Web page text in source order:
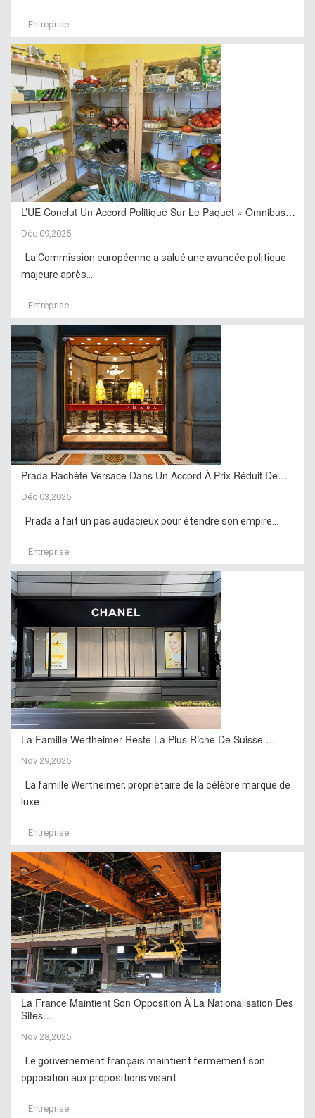
Entreprise
L’UE Conclut Un Accord Politique Sur Le Paquet « Omnibus…
Déc 09,2025
La Commission européenne a salué une avancée politique
majeure après...
Entreprise
Prada Rachète Versace Dans Un Accord À Prix Réduit De…
Déc 03,2025
Prada a fait un pas audacieux pour étendre son empire...
Entreprise
La Famille Wertheimer Reste La Plus Riche De Suisse …
Nov 29,2025
La famille Wertheimer, propriétaire de la célèbre marque de
luxe...
Entreprise
La France Maintient Son Opposition À La Nationalisation Des
Sites…
Nov 28,2025
Le gouvernement français maintient fermement son
opposition aux propositions visant...
Entreprise